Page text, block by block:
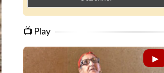
📺 Play